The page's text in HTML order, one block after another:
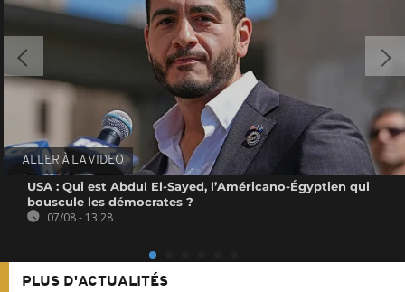
ALLER À LA VIDEO
USA : Qui est Abdul El-Sayed, l’Américano-Égyptien qui
bouscule les démocrates ?
07/08 - 13:28
PLUS D'ACTUALITÉS